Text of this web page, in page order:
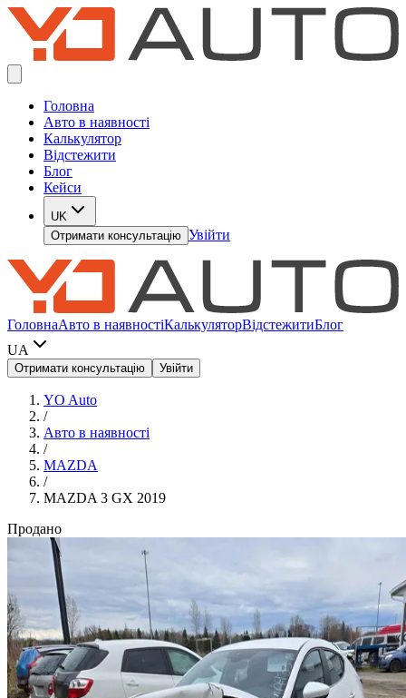
Головна
Авто в наявності
Калькулятор
Відстежити
Блог
Кейси
UK
Отримати консультацію Увійти
ГоловнаАвто в наявностіКалькуляторВідстежитиБлог
UA
Отримати консультацію Увійти
YO Auto
/
Авто в наявності
/
MAZDA
/
MAZDA 3 GX 2019
Продано